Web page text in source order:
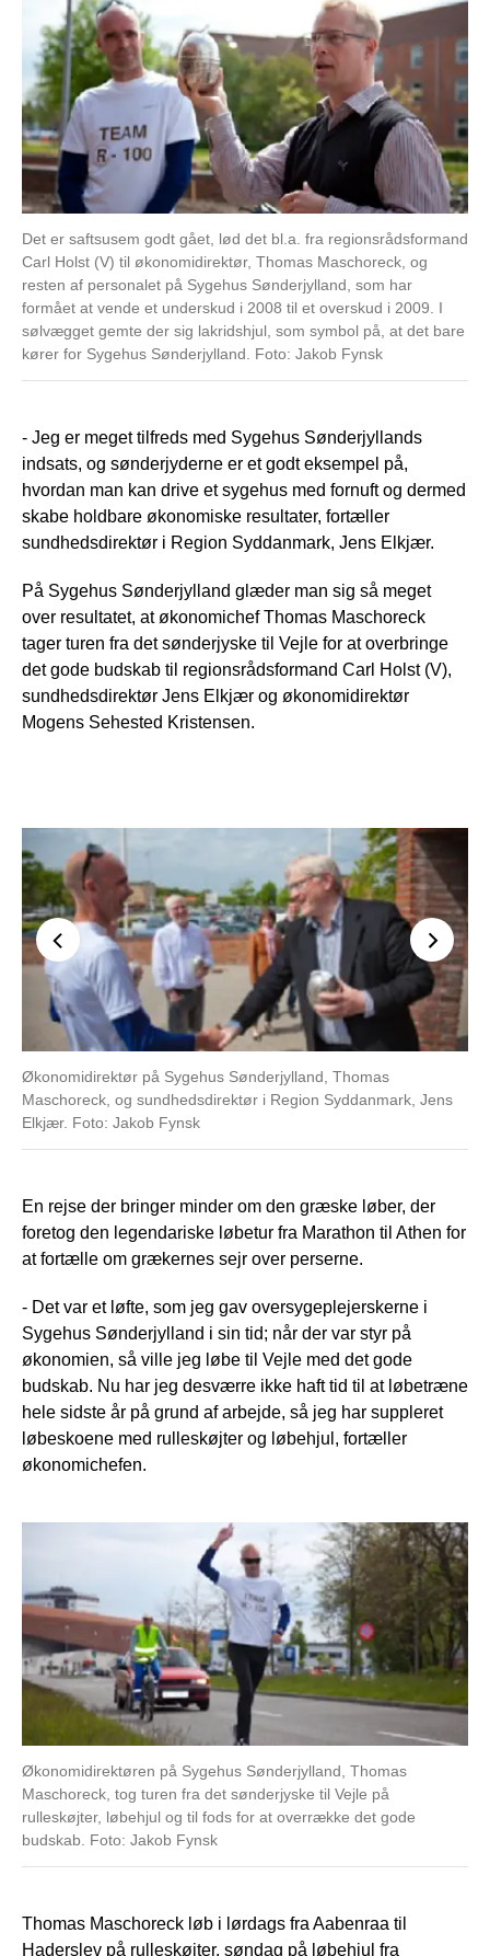
Det er saftsusem godt gået, lød det bl.a. fra regionsrådsformand
Carl Holst (V) til økonomidirektør, Thomas Maschoreck, og
resten af personalet på Sygehus Sønderjylland, som har
formået at vende et underskud i 2008 til et overskud i 2009. I
sølvægget gemte der sig lakridshjul, som symbol på, at det bare
kører for Sygehus Sønderjylland. Foto: Jakob Fynsk
- Jeg er meget tilfreds med Sygehus Sønderjyllands
indsats, og sønderjyderne er et godt eksempel på,
hvordan man kan drive et sygehus med fornuft og dermed
skabe holdbare økonomiske resultater, fortæller
sundhedsdirektør i Region Syddanmark, Jens Elkjær.
På Sygehus Sønderjylland glæder man sig så meget
over resultatet, at økonomichef Thomas Maschoreck
tager turen fra det sønderjyske til Vejle for at overbringe
det gode budskab til regionsrådsformand Carl Holst (V),
sundhedsdirektør Jens Elkjær og økonomidirektør
Mogens Sehested Kristensen.
Økonomidirektør på Sygehus Sønderjylland, Thomas
Maschoreck, og sundhedsdirektør i Region Syddanmark, Jens
Elkjær. Foto: Jakob Fynsk
En rejse der bringer minder om den græske løber, der
foretog den legendariske løbetur fra Marathon til Athen for
at fortælle om grækernes sejr over perserne.
- Det var et løfte, som jeg gav oversygeplejerskerne i
Sygehus Sønderjylland i sin tid; når der var styr på
økonomien, så ville jeg løbe til Vejle med det gode
budskab. Nu har jeg desværre ikke haft tid til at løbetræne
hele sidste år på grund af arbejde, så jeg har suppleret
løbeskoene med rulleskøjter og løbehjul, fortæller
økonomichefen.
Økonomidirektøren på Sygehus Sønderjylland, Thomas
Maschoreck, tog turen fra det sønderjyske til Vejle på
rulleskøjter, løbehjul og til fods for at overrække det gode
budskab. Foto: Jakob Fynsk
Thomas Maschoreck løb i lørdags fra Aabenraa til
Haderslev på rulleskøjter, søndag på løbehjul fra